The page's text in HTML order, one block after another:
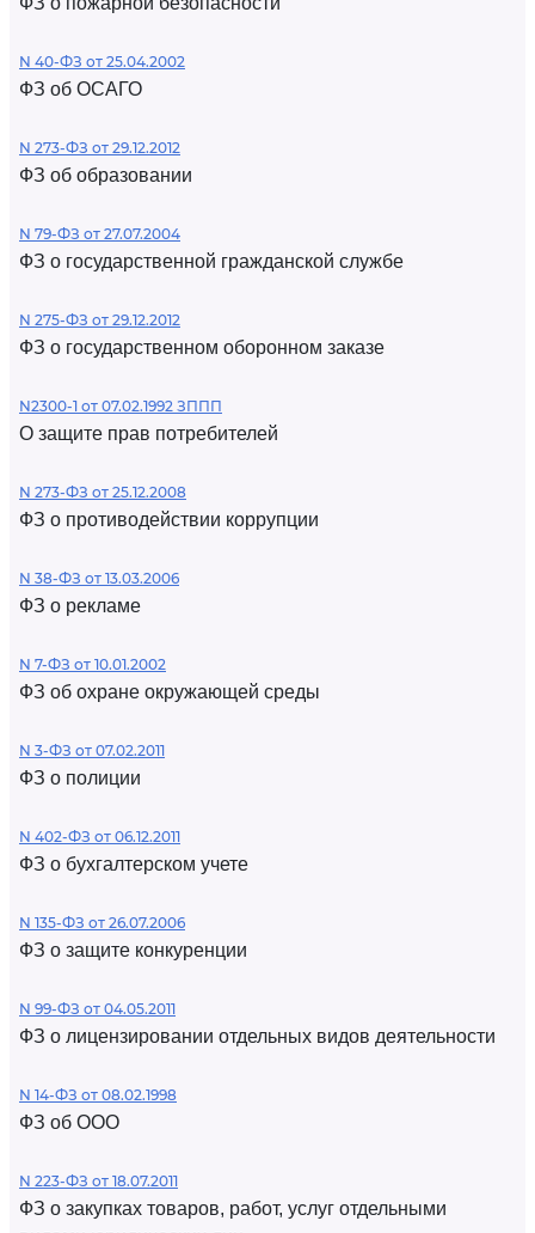
N 40-ФЗ от 25.04.2002
ФЗ об ОСАГО
N 273-ФЗ от 29.12.2012
ФЗ об образовании
N 79-ФЗ от 27.07.2004
ФЗ о государственной гражданской службе
N 275-ФЗ от 29.12.2012
ФЗ о государственном оборонном заказе
N2300-1 от 07.02.1992 ЗППП
О защите прав потребителей
N 273-ФЗ от 25.12.2008
ФЗ о противодействии коррупции
N 38-ФЗ от 13.03.2006
ФЗ о рекламе
N 7-ФЗ от 10.01.2002
ФЗ об охране окружающей среды
N 3-ФЗ от 07.02.2011
ФЗ о полиции
N 402-ФЗ от 06.12.2011
ФЗ о бухгалтерском учете
N 135-ФЗ от 26.07.2006
ФЗ о защите конкуренции
N 99-ФЗ от 04.05.2011
ФЗ о лицензировании отдельных видов деятельности
N 14-ФЗ от 08.02.1998
ФЗ об ООО
N 223-ФЗ от 18.07.2011
ФЗ о закупках товаров, работ, услуг отдельными